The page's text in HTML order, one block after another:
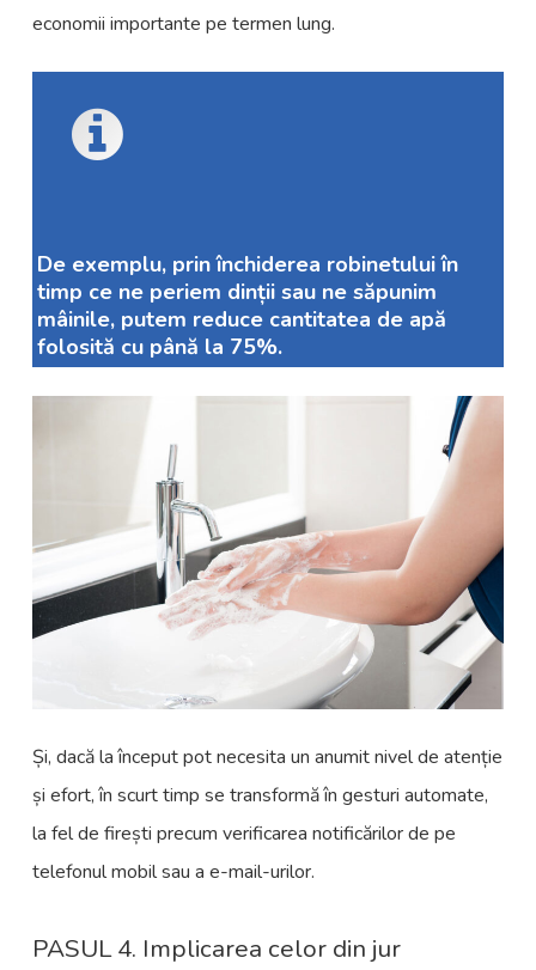
economii importante pe termen lung.
De exemplu, prin închiderea robinetului în
timp ce ne periem dinții sau ne săpunim
mâinile, putem reduce cantitatea de apă
folosită cu până la 75%.
Și, dacă la început pot necesita un anumit nivel de atenție
și efort, în scurt timp se transformă în gesturi automate,
la fel de firești precum verificarea notificărilor de pe
telefonul mobil sau a e-mail-urilor.
PASUL 4. Implicarea celor din jur